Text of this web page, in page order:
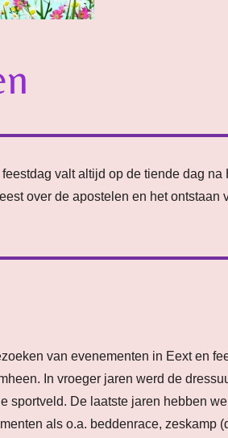
valt altijd op de tiende dag na
over de apostelen en het ontstaan
van evenementen in Eext en
In vroeger jaren werd de
sportveld. De laatste jaren hebben
als o.a. beddenrace, zeskamp